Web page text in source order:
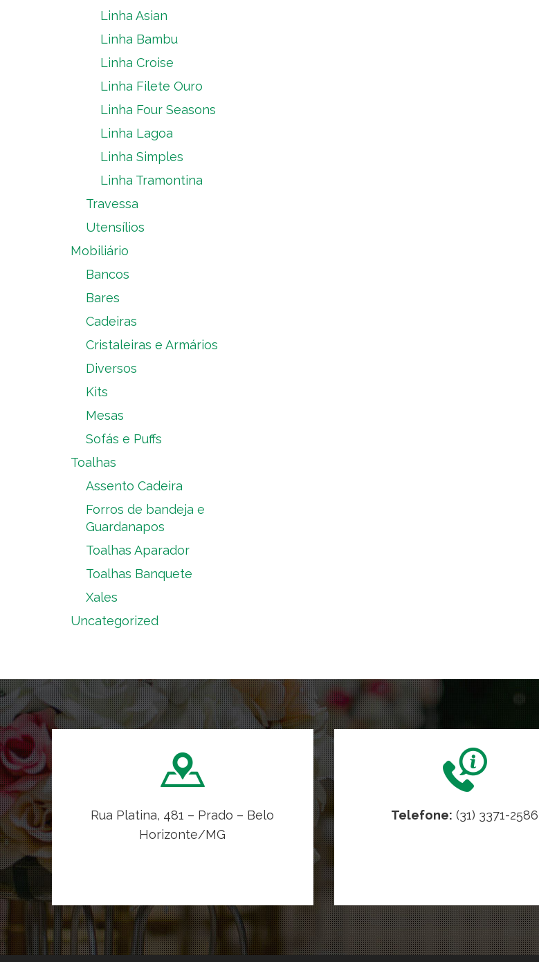
Linha Asian
Linha Bambu
Linha Croise
Linha Filete Ouro
Linha Four Seasons
Linha Lagoa
Linha Simples
Linha Tramontina
Travessa
Utensílios
Mobiliário
Bancos
Bares
Cadeiras
Cristaleiras e Armários
Diversos
Kits
Mesas
Sofás e Puffs
Toalhas
Assento Cadeira
Forros de bandeja e
Guardanapos
Toalhas Aparador
Toalhas Banquete
Xales
Uncategorized
Rua Platina, 481 – Prado – Belo
Horizonte/MG
Telefone: (31) 3371-2586